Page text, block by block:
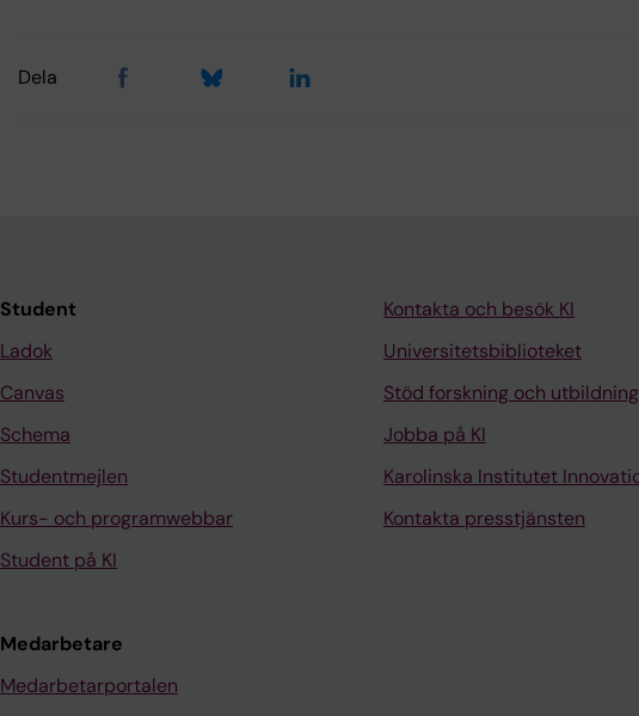
Dela
Student
Ladok
Canvas
Schema
Studentmejlen
Kurs- och programwebbar
Student på KI
Medarbetare
Medarbetarportalen
Kontakta och besök KI
Universitetsbiblioteket
Stöd forskning och utbildning
Jobba på KI
Karolinska Institutet
Kontakta presstjänsten